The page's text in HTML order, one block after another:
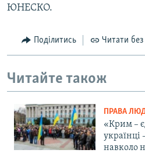
ЮНЕСКО.
Поділитись Читати без
Читайте також
ПРАВА
«Крим –
українці
навколо